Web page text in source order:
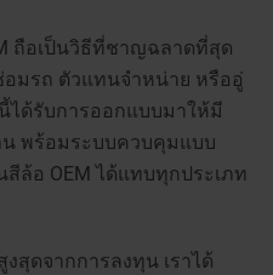
ถือเป็นวิธีที่ชาญฉลาดที่สุด
มรถ ตัวแทนจำหน่าย หรืออู่
ด้รับการออกแบบมาให้มี
พร้อมระบบควบคุมแบบ
ล้อ OEM ได้แทบทุกประเภท
สุดจากการลงทุน เราได้